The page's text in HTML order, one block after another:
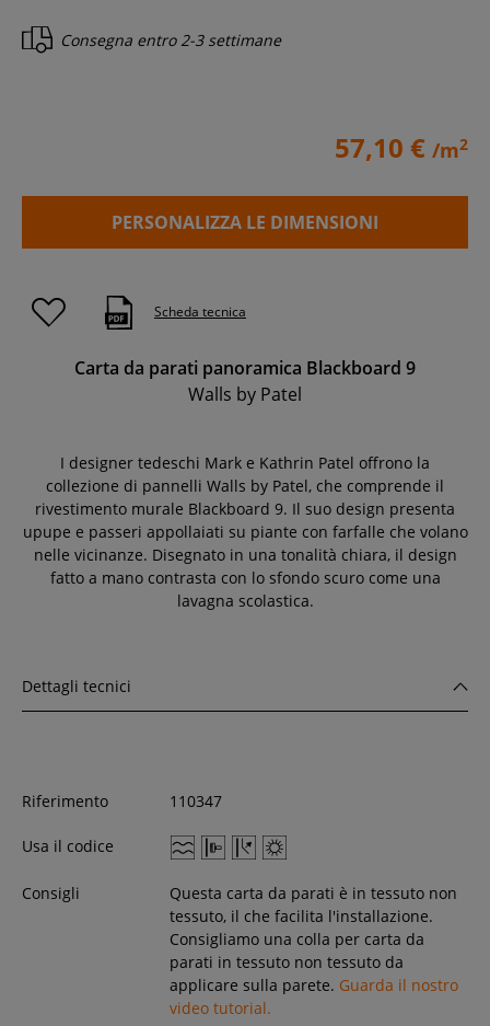
Consegna entro 2-3 settimane
57,10 € /m2
PERSONALIZZA LE DIMENSIONI
Scheda tecnica
Carta da parati panoramica Blackboard 9
Walls by Patel
I designer tedeschi Mark e Kathrin Patel offrono la
collezione di pannelli Walls by Patel, che comprende il
rivestimento murale Blackboard 9. Il suo design presenta
upupe e passeri appollaiati su piante con farfalle che volano
nelle vicinanze. Disegnato in una tonalità chiara, il design
fatto a mano contrasta con lo sfondo scuro come una
lavagna scolastica.
Dettagli tecnici
Riferimento 110347
Usa il codice
Consigli
Questa carta da parati è in tessuto non
tessuto, il che facilita l'installazione.
Consigliamo una colla per carta da
parati in tessuto non tessuto da
applicare sulla parete. Guarda il nostro
video tutorial.